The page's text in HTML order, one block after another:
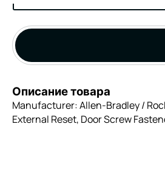
Описание товара
Manufacturer: Allen-Bradley /
External Reset, Door Screw